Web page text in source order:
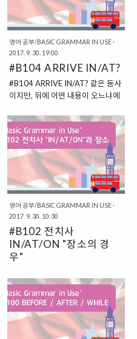
할 것입니다. 우선 먼저, 이 글에서
살펴볼 전치사들을 정리해보면 아
래와 같이 볼 수 있겠습니다. NEXT
TO = ~의 바로 옆에 BETWEEN =
~의 사이에 IN FRONT OF = ~의
앞에 IN BACK OF = ~의 뒤에
ACROSS FROM = ~의 바로 맞은
편에 BY = ~의 옆에 UNDER = ~의
= ~의 밑에 FROM = ~에서 / TO =
~로 INTO = ~안으로 OUT OF =
~의 안에서 밖으로 / ~의 밖으로
ON = ~에 붙어있는 /..
영어 공부/BASIC GRAMMAR IN USE·
2017. 9. 30. 19:00
#B104 ARRIVE IN/AT?
#B104 ARRIVE IN/AT? 같은 동사
이지만, 뒤에 어떤 내용이 오느냐에
우가 있습니다. 아주 미세하게 다른
경우이지만, "ARRIVE IN"과
"ARRIVE AT"이 그러한 경우 중의
하나라고 할 수 있지요. 그리고 여기
에서 같은 의미로 사용되는
"GET"까지 끼워서 3가지를 한 번
살펴보도록 하겠습니다. # ARRIVE
와 GET의 경우 ARRIVE와 GET은
모두 장소의 개념으로 사용하면,
"도착하다"라는 의미로 사용되는 동
사들입니다. 그런데, 이 둘은 어울리
는 전치사가 다르답니다. 그 내용을
ARRIVE IN 도시/국가 = 도시나 국
가에 도착하다. ARRIVE AT 기타
장소 = 기타 장소에 도착하다. GET
TO 장소 = 장소에..
영어 공부/BASIC GRAMMAR IN USE·
2017. 9. 30. 10:30
#B102 전치사
IN/AT/ON "장소의 경
우"
경우" 이번에는 계속해서 이어서,
전치사 IN/ON/AT에 대해서 살펴
보도록 하겠습니다. 앞에서는 이 3
가지의 전치사가 "공간의 개념"에서
어떻게 사용되는지에 대해서 한 번